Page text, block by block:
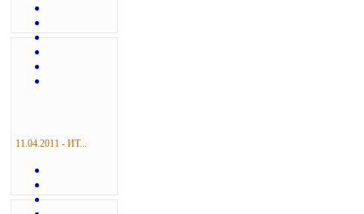
11.04.2011 - ИТ...